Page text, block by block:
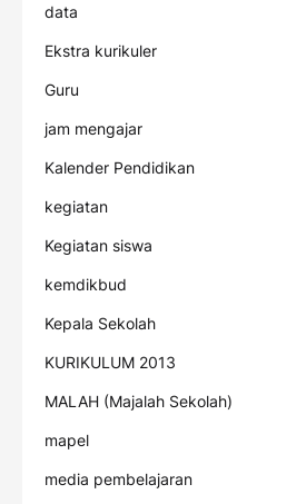
data
Ekstra kurikuler
Guru
jam mengajar
Kalender Pendidikan
kegiatan
Kegiatan siswa
kemdikbud
Kepala Sekolah
KURIKULUM 2013
MALAH (Majalah Sekolah)
mapel
media pembelajaran